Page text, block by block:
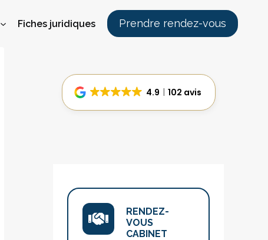
Fiches juridiques Prendre rendez-vous
4.9 102 avis
RENDEZ-
VOUS
CABINET